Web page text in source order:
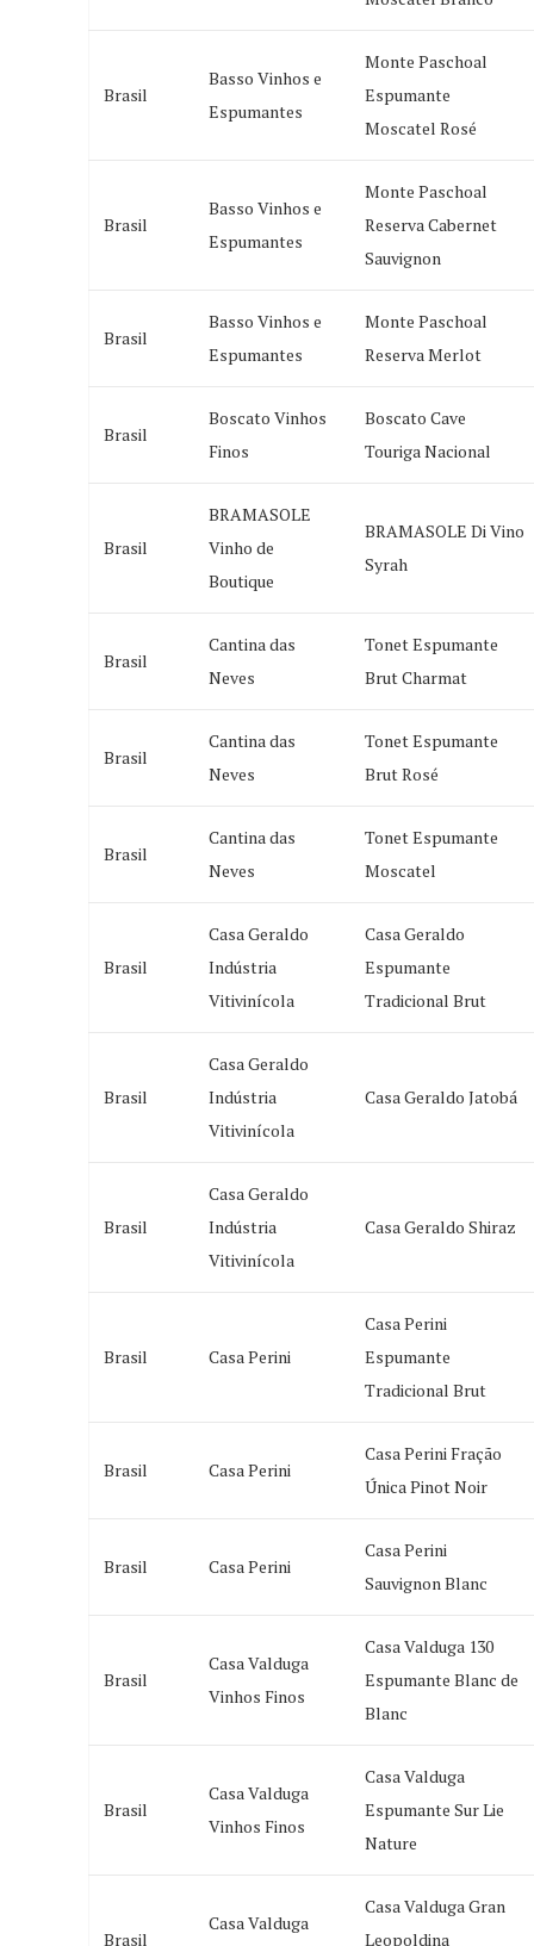
Brasil
Basso Vinhos e
Espumantes
Monte Paschoal
Espumante
Moscatel Rosé
Brasil
Basso Vinhos e
Espumantes
Monte Paschoal
Reserva Cabernet
Sauvignon
Brasil
Basso Vinhos e
Espumantes
Monte Paschoal
Reserva Merlot
Brasil
Boscato Vinhos
Finos
Boscato Cave
Touriga Nacional
Brasil
BRAMASOLE
Vinho de
Boutique
BRAMASOLE Di Vino
Syrah
Brasil
Cantina das
Neves
Tonet Espumante
Brut Charmat
Brasil
Cantina das
Neves
Tonet Espumante
Brut Rosé
Brasil
Cantina das
Neves
Tonet Espumante
Moscatel
Brasil
Casa Geraldo
Indústria
Vitivinícola
Casa Geraldo
Espumante
Tradicional Brut
Brasil
Casa Geraldo
Indústria
Vitivinícola
Casa Geraldo Jatobá
Brasil
Casa Geraldo
Indústria
Vitivinícola
Casa Geraldo Shiraz
Brasil Casa Perini
Casa Perini
Espumante
Tradicional Brut
Brasil Casa Perini
Casa Perini Fração
Única Pinot Noir
Brasil Casa Perini
Casa Perini
Sauvignon Blanc
Brasil
Casa Valduga
Vinhos Finos
Casa Valduga 130
Espumante Blanc de
Blanc
Brasil
Casa Valduga
Vinhos Finos
Casa Valduga
Espumante Sur Lie
Nature
Brasil
Casa Valduga
Casa Valduga Gran
Leopoldina